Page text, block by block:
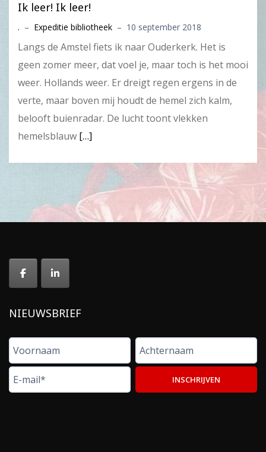
Ik leer! Ik leer!
. – Expeditie bibliotheek – 10 september 2018
Langs de Amstel fiets ik naar Ouderkerk. Het is
geen zomer meer, dat voel je, maar toch is het mooi
weer. Hollands weer. Er dreigt regen ergens in de
verte, maar boven mij houdt de hemel zich kalm,
belooft buienradar. De lucht toont vlekken
hemelsblauw […]
NIEUWSBRIEF